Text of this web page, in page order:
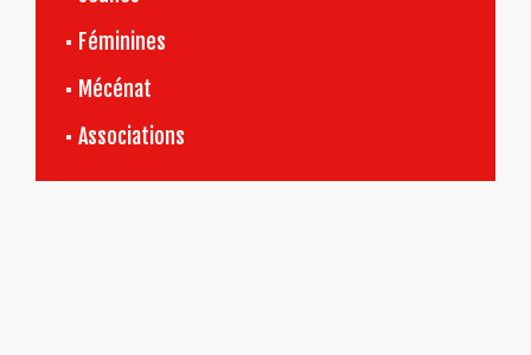
Féminines
Mécénat
Associations